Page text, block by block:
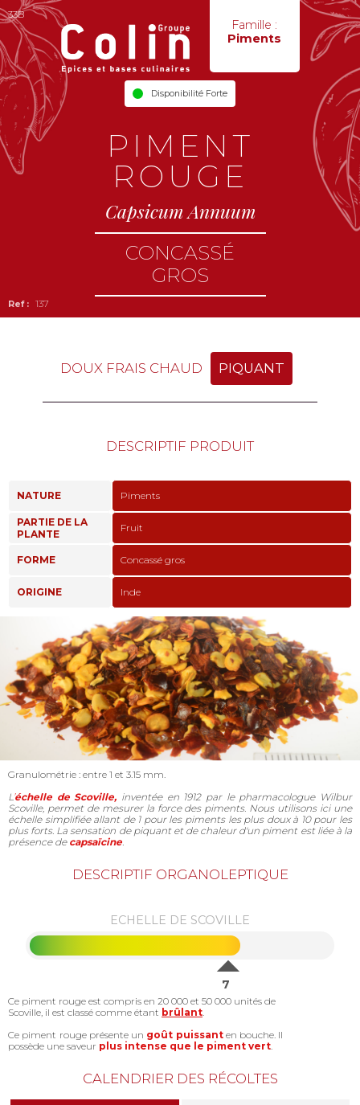
Famille :
Piments
Disponibilité Forte
33B
137
PIMENT
ROUGE
Capsicum Annuum
CONCASSÉ
GROS
DOUX FRAIS CHAUD PIQUANT
DESCRIPTIF PRODUIT
NATURE Piments
PARTIE DE LA
PLANTE
Fruit
FORME Concassé gros
ORIGINE Inde
Granulométrie : entre 1 et 3.15 mm.
L échelle de Scoville, inventée en 1912 par le pharmacologue Wilbur
Scoville, permet de mesurer la force des piments. Nous utilisons ici une
échelle simplifiée allant de 1 pour les piments les plus doux à 10 pour les
plus forts. La sensation de piquant et de chaleur d'un piment est liée à la
présence de capsaïcine
DESCRIPTIF ORGANOLEPTIQUE
ECHELLE DE SCOVILLE
7
Ce piment rouge est compris en 20 000 et 50 000 unités de
Scoville, il est classé comme étant brûlant
Ce piment rouge présente un goût puissant en bouche. Il
possède une saveur plus intense que le piment vert
CALENDRIER DES RÉCOLTES